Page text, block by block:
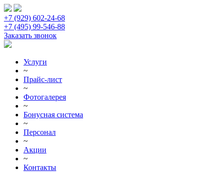
+7 (929) 602-24-68
+7 (495) 99-546-88
Заказать звонок
Услуги
~
Прайс-лист
~
Фотогалерея
~
Бонусная система
~
Персонал
~
Акции
~
Контакты